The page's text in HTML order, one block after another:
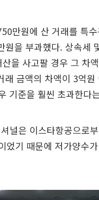
만원에 산 거래를 특
을 부과했다. 상속세
을 사고팔 경우 그 차
금액의 차액이 3억원
기준을 훨씬 초과한다
널은 이스타항공으로
기 때문에 저가양수